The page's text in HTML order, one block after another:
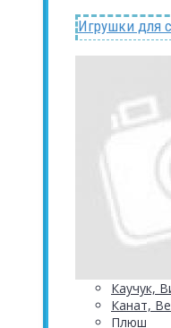
Игрушки для
Каучук,
Канат,
Плюш